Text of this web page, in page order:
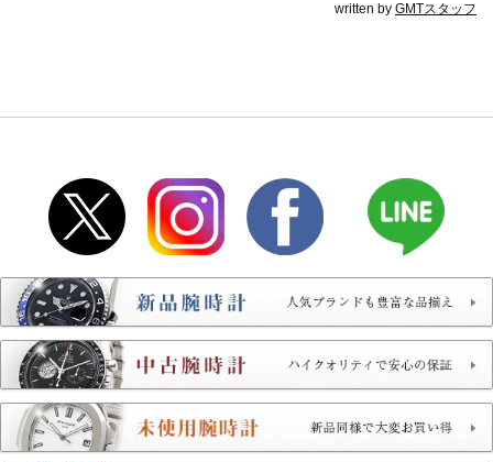
written by GMTスタッフ